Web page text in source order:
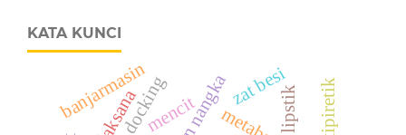
KATA KUNCI
lipstik
banjarmasin antipiretik
mencit
zat besi